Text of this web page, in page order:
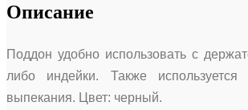
Описание
Поддон удобно использовать с
либо индейки. Также
выпекания. Цвет: черный.